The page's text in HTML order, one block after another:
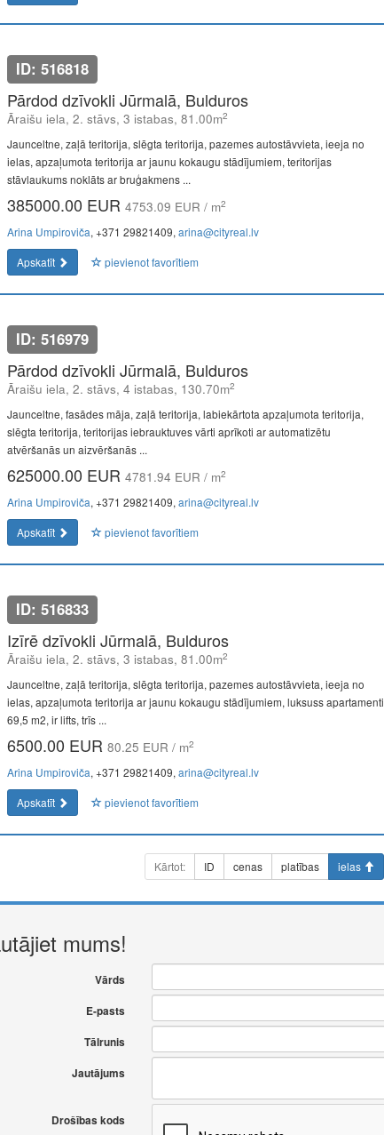
ID: 516818
Pārdod dzīvokli Jūrmalā, Bulduros
Āraišu iela, 2. stāvs, 3 istabas, 81.00m2
Jaunceltne, zaļā teritorija, slēgta teritorija, pazemes autostāvvieta, ieeja no
ielas, apzaļumota teritorija ar jaunu kokaugu stādījumiem, teritorijas
stāvlaukums noklāts ar bruģakmens ...
385000.00 EUR 4753.09 EUR / m2
Arina Umpiroviča, +371 29821409, arina@cityreal.lv
Apskatīt
pievienot favorītiem
ID: 516979
Pārdod dzīvokli Jūrmalā, Bulduros
Āraišu iela, 2. stāvs, 4 istabas, 130.70m2
Jaunceltne, fasādes māja, zaļā teritorija, labiekārtota apzaļumota teritorija,
slēgta teritorija, teritorijas iebrauktuves vārti aprīkoti ar automatizētu
atvēršanās un aizvēršanās ...
625000.00 EUR 4781.94 EUR / m2
Arina Umpiroviča, +371 29821409, arina@cityreal.lv
Apskatīt
pievienot favorītiem
ID: 516833
Izīrē dzīvokli Jūrmalā, Bulduros
Āraišu iela, 2. stāvs, 3 istabas, 81.00m2
Jaunceltne, zaļā teritorija, slēgta teritorija, pazemes autostāvvieta, ieeja no
ielas, apzaļumota teritorija ar jaunu kokaugu stādījumiem, luksuss apartamenti
69,5 m2, ir lifts, trīs ...
6500.00 EUR 80.25 EUR / m2
Arina Umpiroviča, +371 29821409, arina@cityreal.lv
Apskatīt
pievienot favorītiem
Kārtot: ID cenas platības ielas
mums!
Vārds
E-pasts
Tālrunis
Jautājums
Drošības kods